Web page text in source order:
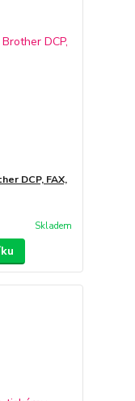
DCP, FAX,
Skladem